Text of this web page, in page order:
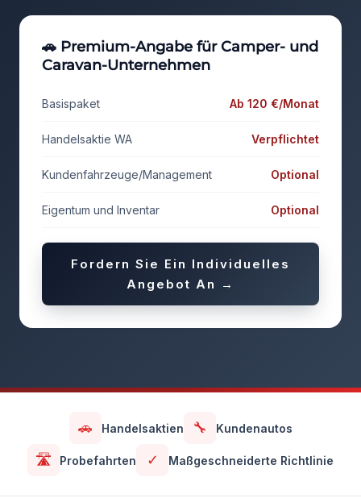
🚗 Premium-Angabe für Camper- und
Caravan-Unternehmen
Basispaket Ab 120 €/Monat
Handelsaktie WA Verpflichtet
Kundenfahrzeuge/Management Optional
Eigentum und Inventar Optional
Fordern Sie Ein Individuelles
Angebot An →
🚗 Handelsaktien 🔧 Kundenautos
🛣️ Probefahrten ✓ Maßgeschneiderte Richtlinie